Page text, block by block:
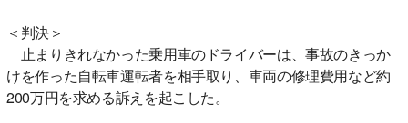
＜判決＞
止まりきれなかった乗用車のドライバーは、事故のきっか
けを作った自転車運転者を相手取り、車両の修理費用など約
200万円を求める訴えを起こした。